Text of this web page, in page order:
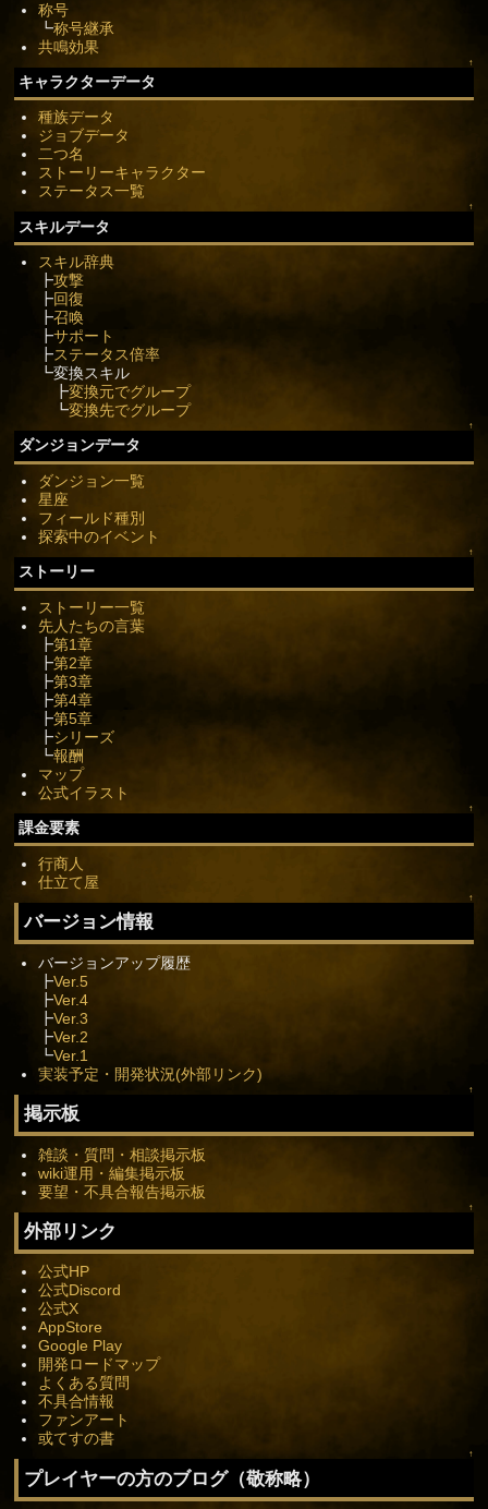
称号
┗称号継承
共鳴効果
↑
キャラクターデータ
種族データ
ジョブデータ
二つ名
ストーリーキャラクター
ステータス一覧
↑
スキルデータ
スキル辞典
┣攻撃
┣回復
┣召喚
┣サポート
┣ステータス倍率
┗変換スキル
┣変換元でグループ
┗変換先でグループ
↑
ダンジョンデータ
ダンジョン一覧
星座
フィールド種別
探索中のイベント
↑
ストーリー
ストーリー一覧
先人たちの言葉
┣第1章
┣第2章
┣第3章
┣第4章
┣第5章
┣シリーズ
┗報酬
マップ
公式イラスト
↑
課金要素
行商人
仕立て屋
↑
バージョン情報
バージョンアップ履歴
┣Ver.5
┣Ver.4
┣Ver.3
┣Ver.2
┗Ver.1
実装予定・開発状況(外部リンク)
↑
掲示板
雑談・質問・相談掲示板
wiki運用・編集掲示板
要望・不具合報告掲示板
↑
外部リンク
公式HP
公式Discord
公式X
AppStore
Google Play
開発ロードマップ
よくある質問
不具合情報
ファンアート
或てすの書
↑
プレイヤーの方のブログ（敬称略）